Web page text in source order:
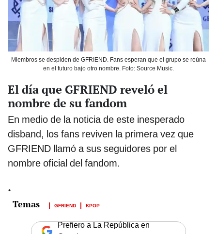
Miembros se despiden de GFRIEND. Fans esperan que el grupo se reúna
en el futuro bajo otro nombre. Foto: Source Music.
El día que GFRIEND reveló el
nombre de su fandom
En medio de la noticia de este inesperado
disband, los fans reviven la primera vez que
GFRIEND llamó a sus seguidores por el
nombre oficial del fandom.
.
GFRIEND KPOP
Prefiero a La República en